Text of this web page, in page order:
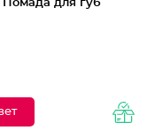
Помада для губ